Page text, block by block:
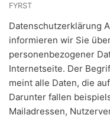
FYRST
Datenschutzerklärung
informieren wir Sie
personenbezogener
Internetseite. Der
meint alle Daten, die
Darunter fallen
Mailadressen,